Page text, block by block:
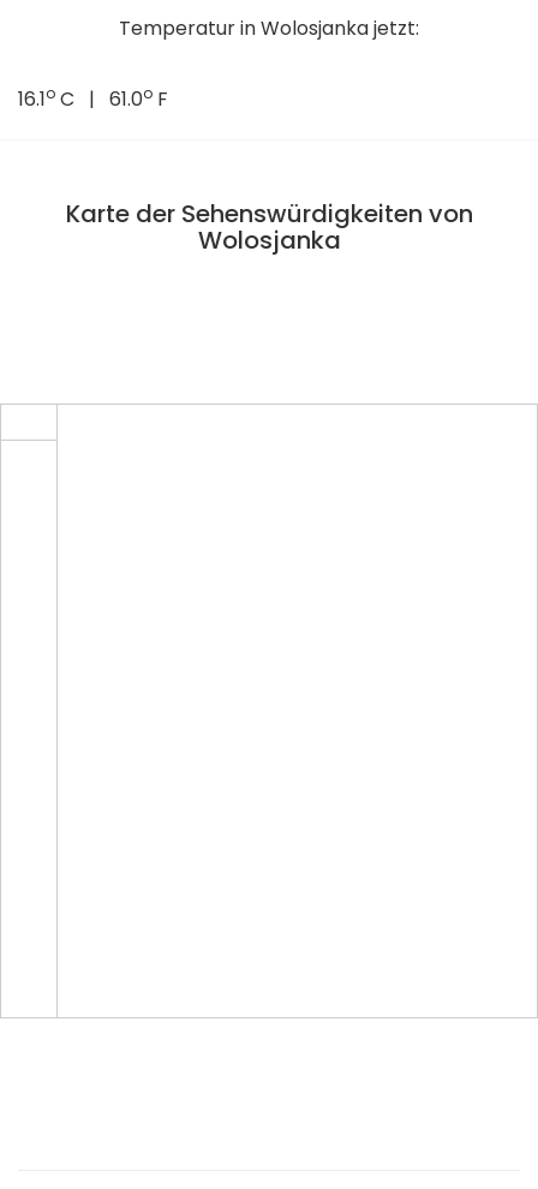
Temperatur in Wolosjanka jetzt:
16.1o C | 61.0o F
Karte der Sehenswürdigkeiten von
Wolosjanka